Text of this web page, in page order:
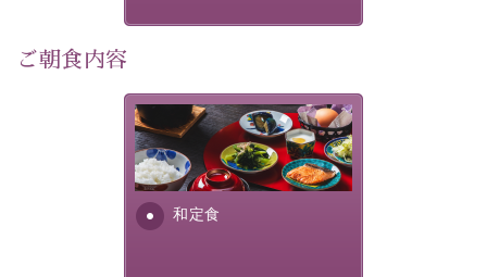
滞在いただけるよう
30項目以上からなる独自の衛生・消毒プログラムの基、
徹底した衛生管理を行っております。
-------------------------------------------------
・宿泊料金5%OFF
ご朝食内容
和定食
さっぱりとした和食膳に使わ
れる食材は、諏訪の名産品を
ふんだんに取り入れ、安心・
安全を心掛けた長野県産...